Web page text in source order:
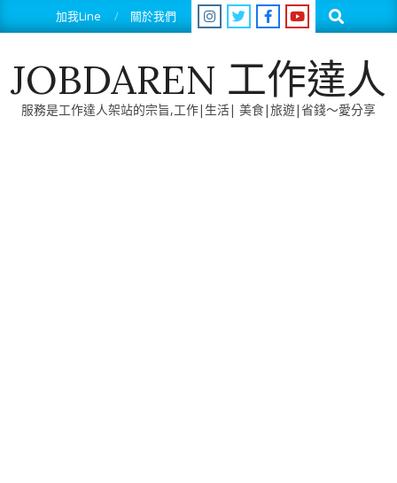
to
加我Line 關於我們 Search
JOBDAREN 工作達人
服務是工作達人架站的宗旨,工作|生活| 美食|旅遊|省錢～愛分享